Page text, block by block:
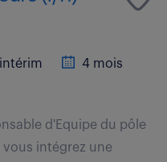
intérim
4 mois
d'Equipe du pôle
intégrez une